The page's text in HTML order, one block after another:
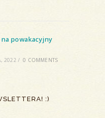
na powakacyjny
2022 / 0 COMMENTS
:)